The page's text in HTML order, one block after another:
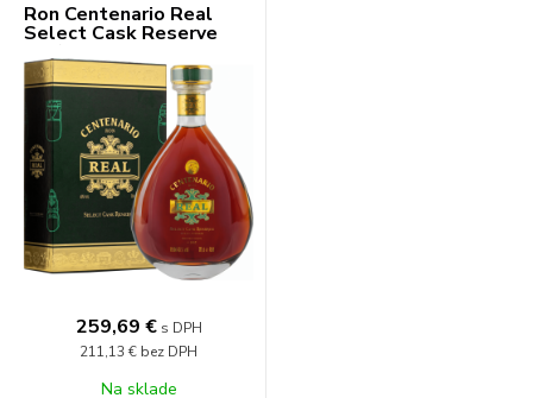
Ron Centenario Real
Select Cask Reserve
40% 0,7l
259,69 € s DPH
211,13 € bez DPH
Na sklade